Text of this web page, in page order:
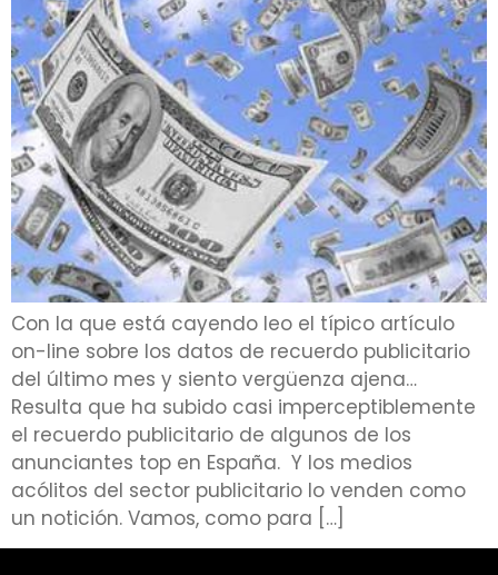
Con la que está cayendo leo el típico artículo
on-line sobre los datos de recuerdo publicitario
del último mes y siento vergüenza ajena…
Resulta que ha subido casi imperceptiblemente
el recuerdo publicitario de algunos de los
anunciantes top en España. Y los medios
acólitos del sector publicitario lo venden como
un notición. Vamos, como para […]